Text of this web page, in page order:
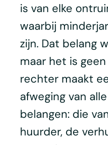
is van elke
waarbij
zijn. Dat belang
maar het is
rechter maakt
afweging van
belangen: die
huurder, de